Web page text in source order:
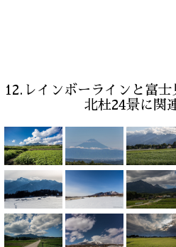
12.レインボーラインと富
北杜24景に関